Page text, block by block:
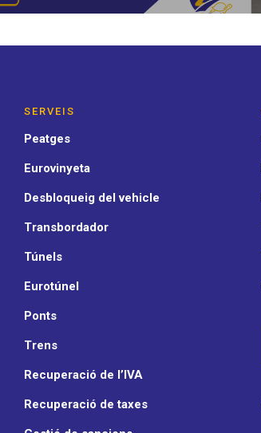
SERVEIS
Peatges
Eurovinyeta
Desbloqueig del vehicle
Transbordador
Túnels
Eurotúnel
Ponts
Trens
Recuperació de l’IVA
Recuperació de taxes